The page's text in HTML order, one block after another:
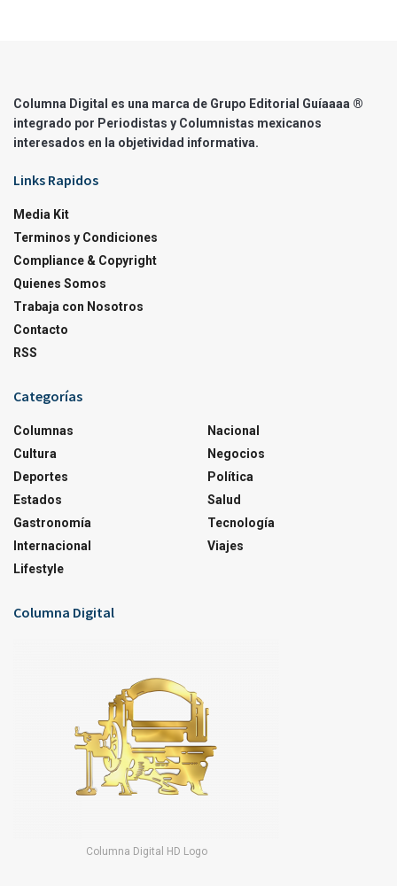
Columna Digital es una marca de Grupo Editorial Guíaaaa ®
integrado por Periodistas y Columnistas mexicanos
interesados en la objetividad informativa.
Links Rapidos
Media Kit
Terminos y Condiciones
Compliance & Copyright
Quienes Somos
Trabaja con Nosotros
Contacto
RSS
Categorías
Columnas
Cultura
Deportes
Estados
Gastronomía
Internacional
Lifestyle
Nacional
Negocios
Política
Salud
Tecnología
Viajes
Columna Digital
Columna Digital HD Logo